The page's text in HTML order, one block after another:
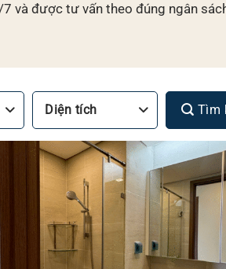
và được tư vấn theo đúng ngân
Diện tích Tìm